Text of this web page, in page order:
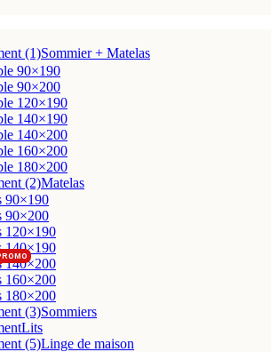
Sommier + Matelas
90×190
90×200
120×190
140×190
140×200
160×200
180×200
Matelas
90×190
90×200
120×190
140×190
140×200
160×200
180×200
Sommiers
Lits
Linge de maison